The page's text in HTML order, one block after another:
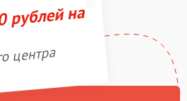
рублей на
центра